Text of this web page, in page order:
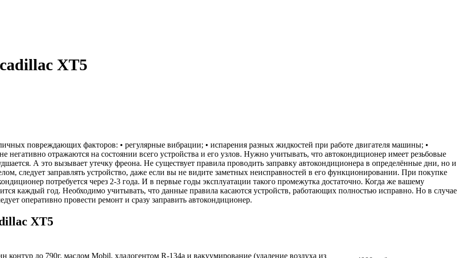
XT5
повреждающих факторов: • регулярные вибрации; • испарения разных жидкостей при работе двигателя машины; •
отражаются на состоянии всего устройства и его узлов. Нужно учитывать, что автокондиционер имеет резьбовые
А это вызывает утечку фреона. Не существует правила проводить заправку автокондиционера в определённые дни, но и
следует заправлять устройство, даже если вы не видите заметных неисправностей в его функционировании. При покупке
потребуется через 2-3 года. И в первые годы эксплуатации такого промежутка достаточно. Когда же вашему
каждый год. Необходимо учитывать, что данные правила касаются устройств, работающих полностью исправно. Но в случае
оперативно провести ремонт и сразу заправить автокондиционер.
XT5
контур до 790г. маслом Mobil, хладогентом R-134a и вакуумирование (удаление воздуха из